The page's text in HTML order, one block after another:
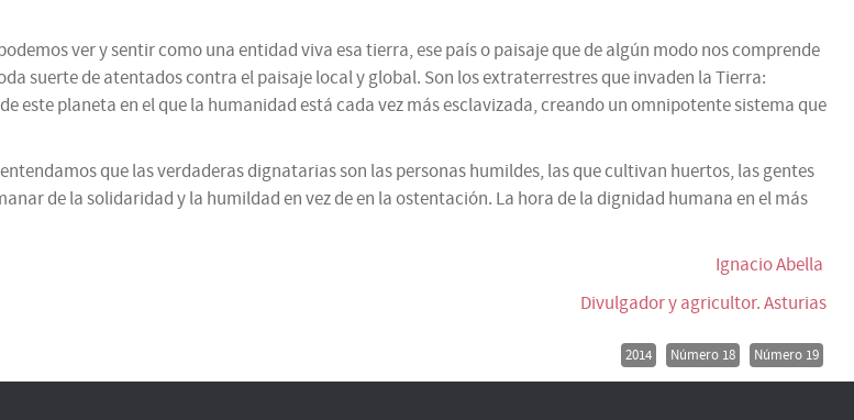
ver y sentir como una entidad viva esa tierra, ese país o paisaje que de algún modo nos comprende
suerte de atentados contra el paisaje local y global. Son los extraterrestres que invaden la Tierra:
este planeta en el que la humanidad está cada vez más esclavizada, creando un omnipotente sistema que
que las verdaderas dignatarias son las personas humildes, las que cultivan huertos, las gentes
de la solidaridad y la humildad en vez de en la ostentación. La hora de la dignidad humana en el más
Ignacio Abella
Divulgador y agricultor. Asturias
2014 Número 18 Número 19